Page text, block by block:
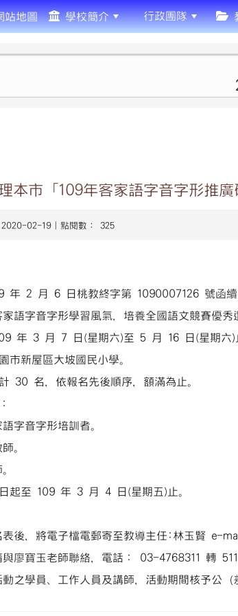
地圖 學校簡介 行政團隊
本市「109年客家語字音字形推
02-19 | 點閱數： 325
年 2 月 6 日桃教終字第 1090007126 號函續
語字音字形學習風氣，培養全國語文競賽優
年 3 月 7 日(星期六)至 5 月 16 日(星期六)
市新屋區大坡國民小學。
30 名，依報名先後順序，額滿為止。
字音字形培訓者。
。
起至 109 年 3 月 4 日(星期五)止。
表後，將電子檔電郵寄至教導主任:林玉賢 e-
與廖寶玉老師聯絡，電話： 03-4768311 轉
之學員、工作人員及講師，活動期間核予公